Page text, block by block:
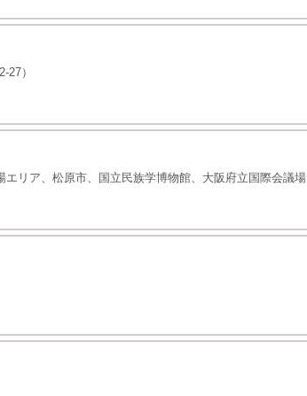
）
リア、松原市、国立民族学博物館、大阪府立国際会議場